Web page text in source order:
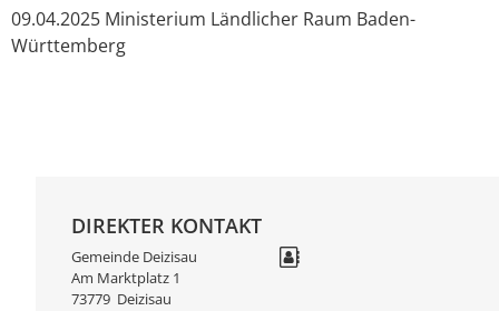
09.04.2025 Ministerium Ländlicher Raum Baden-
Württemberg
DIREKTER KONTAKT
Gemeinde Deizisau
Am Marktplatz 1
73779 Deizisau